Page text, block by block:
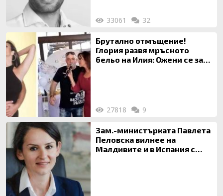
33061 32
Брутално отмъщение!
Глория развя мръсното
бельо на Илия: Ожени се за
27818 9
Зам.-министърката Павлета
Пеловска вилнее на
Малдивите и в Испания с